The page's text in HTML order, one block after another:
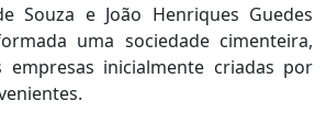
Souza e João Henriques Guedes
uma sociedade cimenteira,
inicialmente criadas por